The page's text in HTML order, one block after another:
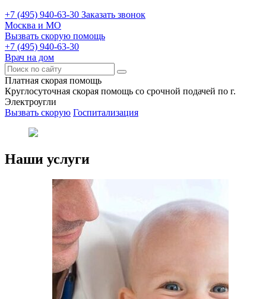
+7 (495) 940-63-30 Заказать звонок
Москва и МО
Вызвать скорую помощь
+7 (495) 940-63-30
Врач на дом
Платная скорая помощь
Круглосуточная скорая помощь со срочной подачей по г.
Электроугли
Вызвать скорую Госпитализация
Наши услуги